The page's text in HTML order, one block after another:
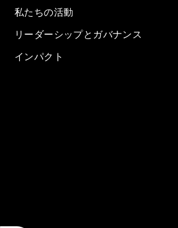
私たちの活動
リーダーシップとガバナンス
インパクト